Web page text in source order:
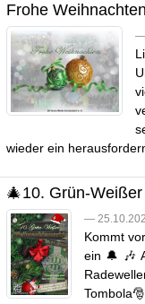
Frohe
—
wieder ein
🎄10. Grün-
—
Kommt
ein 🔔 🎶